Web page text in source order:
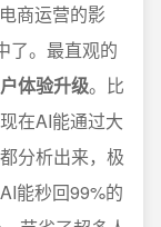
商运营的影
了。最直观的
体验升级。比
在AI能通过大
分析出来，极
能秒回99%的